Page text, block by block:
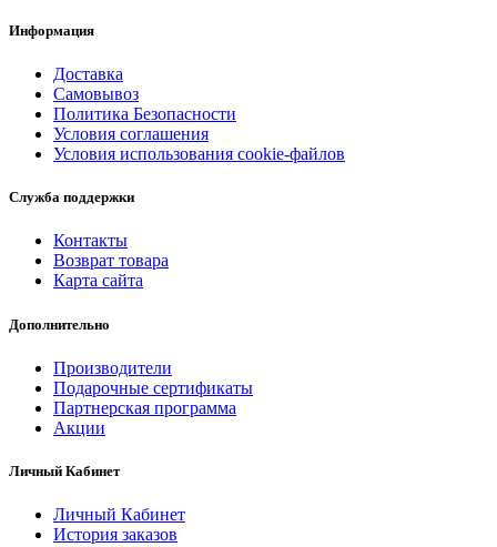
Информация
Доставка
Самовывоз
Политика Безопасности
Условия соглашения
Условия использования cookie-файлов
Служба поддержки
Контакты
Возврат товара
Карта сайта
Дополнительно
Производители
Подарочные сертификаты
Партнерская программа
Акции
Личный Кабинет
Личный Кабинет
История заказов